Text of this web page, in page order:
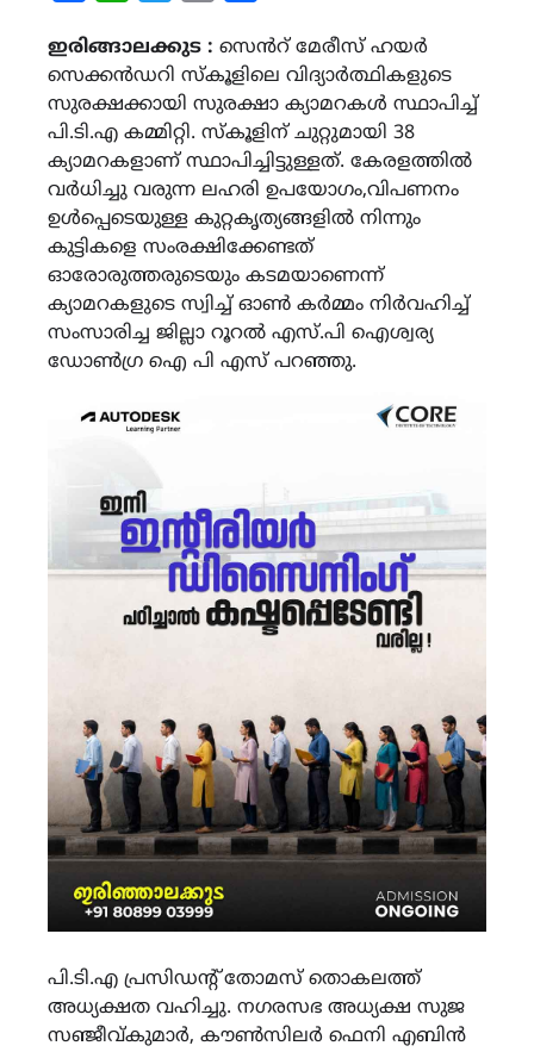
ഇരിങ്ങാലക്കുട : സെൻറ് മേരീസ് ഹയർ
സെക്കൻഡറി സ്കൂളിലെ വിദ്യാർത്ഥികളുടെ
സുരക്ഷക്കായി സുരക്ഷാ ക്യാമറകൾ സ്ഥാപിച്ച്
പി.ടി.എ കമ്മിറ്റി. സ്കൂളിന് ചുറ്റുമായി 38
ക്യാമറകളാണ് സ്ഥാപിച്ചിട്ടുള്ളത്. കേരളത്തിൽ
വർധിച്ചു വരുന്ന ലഹരി ഉപയോഗം,വിപണനം
ഉൾപ്പെടെയുള്ള കുറ്റകൃത്യങ്ങളിൽ നിന്നും
കുട്ടികളെ സംരക്ഷിക്കേണ്ടത്
ഓരോരുത്തരുടെയും കടമയാണെന്ന്
ക്യാമറകളുടെ സ്വിച്ച് ഓൺ കർമ്മം നിർവഹിച്ച്
സംസാരിച്ച ജില്ലാ റൂറൽ എസ്.പി ഐശ്വര്യ
ഡോൺഗ്ര ഐ പി എസ്‌ പറഞ്ഞു.
പി.ടി.എ പ്രസിഡന്റ് തോമസ് തൊകലത്ത്
അധ്യക്ഷത വഹിച്ചു. നഗരസഭ അധ്യക്ഷ സുജ
സഞ്ജീവ്കുമാർ, കൗൺസിലർ ഫെനി എബിൻ